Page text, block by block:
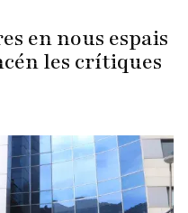
en nous espais
les crítiques